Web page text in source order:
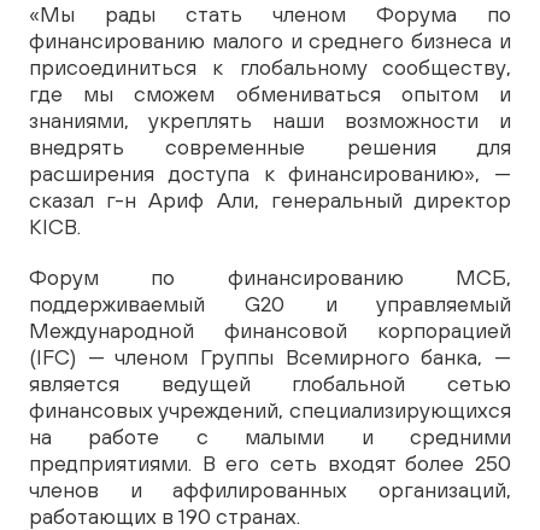
«Мы рады стать членом Форума по
финансированию малого и среднего бизнеса и
присоединиться к глобальному сообществу,
где мы сможем обмениваться опытом и
знаниями, укреплять наши возможности и
внедрять современные решения для
расширения доступа к финансированию», —
сказал г-н Ариф Али, генеральный директор
KICB.
Форум по финансированию МСБ,
поддерживаемый G20 и управляемый
Международной финансовой корпорацией
(IFC) — членом Группы Всемирного банка, —
является ведущей глобальной сетью
финансовых учреждений, специализирующихся
на работе с малыми и средними
предприятиями. В его сеть входят более 250
членов и аффилированных организаций,
работающих в 190 странах.